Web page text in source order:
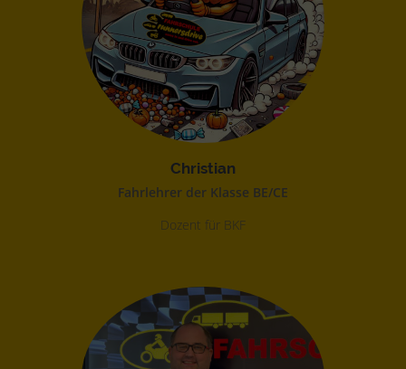
Christian
Fahrlehrer der Klasse BE/CE
Dozent für BKF